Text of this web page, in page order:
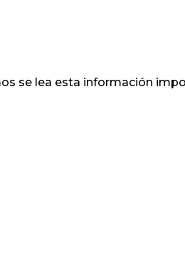
se lea esta información